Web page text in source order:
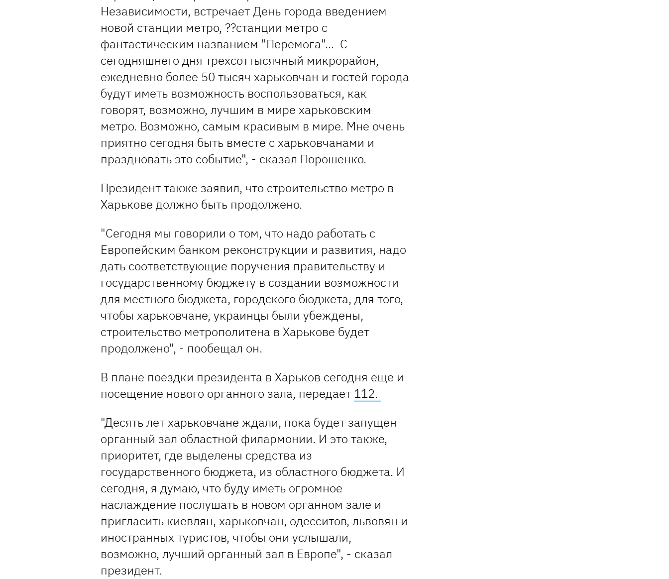
Независимости, встречает День города введением
новой станции метро, ??станции метро с
фантастическим названием "Перемога"... С
сегодняшнего дня трехсоттысячный микрорайон,
ежедневно более 50 тысяч харьковчан и гостей города
будут иметь возможность воспользоваться, как
говорят, возможно, лучшим в мире харьковским
метро. Возможно, самым красивым в мире. Мне очень
приятно сегодня быть вместе с харьковчанами и
праздновать это событие", - сказал Порошенко.
Президент также заявил, что строительство метро в
Харькове должно быть продолжено.
"Сегодня мы говорили о том, что надо работать с
Европейским банком реконструкции и развития, надо
дать соответствующие поручения правительству и
государственному бюджету в создании возможности
для местного бюджета, городского бюджета, для того,
чтобы харьковчане, украинцы были убеждены,
строительство метрополитена в Харькове будет
продолжено", - пообещал он.
В плане поездки президента в Харьков сегодня еще и
посещение нового органного зала, передает 112.
"Десять лет харьковчане ждали, пока будет запущен
органный зал областной филармонии. И это также,
приоритет, где выделены средства из
государственного бюджета, из областного бюджета. И
сегодня, я думаю, что буду иметь огромное
наслаждение послушать в новом органном зале и
пригласить киевлян, харьковчан, одесситов, львовян и
иностранных туристов, чтобы они услышали,
возможно, лучший органный зал в Европе", - сказал
президент.